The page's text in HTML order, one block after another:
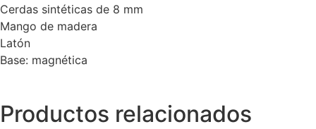
Cerdas sintéticas de 8 mm
Mango de madera
Latón
Base: magnética
Productos relacionados